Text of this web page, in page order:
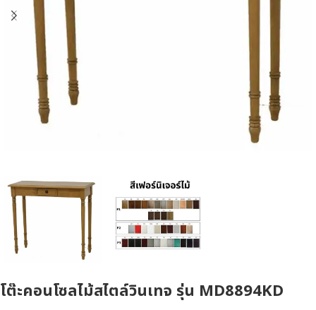
โต๊ะคอนโซลไม้สไตล์วินเทจ รุ่น MD8894KD